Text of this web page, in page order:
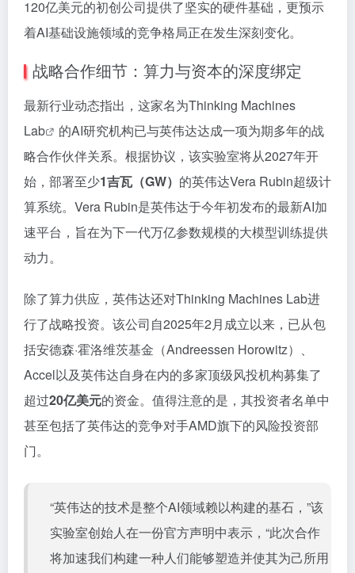
120亿美元的初创公司提供了坚实的硬件基础，更预示
着AI基础设施领域的竞争格局正在发生深刻变化。
战略合作细节：算力与资本的深度绑定
最新行业动态指出，这家名为Thinking Machines
Lab
的AI研究机构已与英伟达达成一项为期多年的战
略合作伙伴关系。根据协议，该实验室将从2027年开
始，部署至少1吉瓦（GW） 的英伟达Vera Rubin超级计
算系统。Vera Rubin是英伟达于今年初发布的最新AI加
速平台，旨在为下一代万亿参数规模的大模型训练提供
动力。
除了算力供应，英伟达还对Thinking Machines Lab进
行了战略投资。该公司自2025年2月成立以来，已从包
括安德森·霍洛维茨基金（Andreessen Horowitz）、
Accel以及英伟达自身在内的多家顶级风投机构募集了
超过20亿美元的资金。值得注意的是，其投资者名单中
甚至包括了英伟达的竞争对手AMD旗下的风险投资部
门。
“英伟达的技术是整个AI领域赖以构建的基石，”该
实验室创始人在一份官方声明中表示，“此次合作
将加速我们构建一种人们能够塑造并使其为己所用